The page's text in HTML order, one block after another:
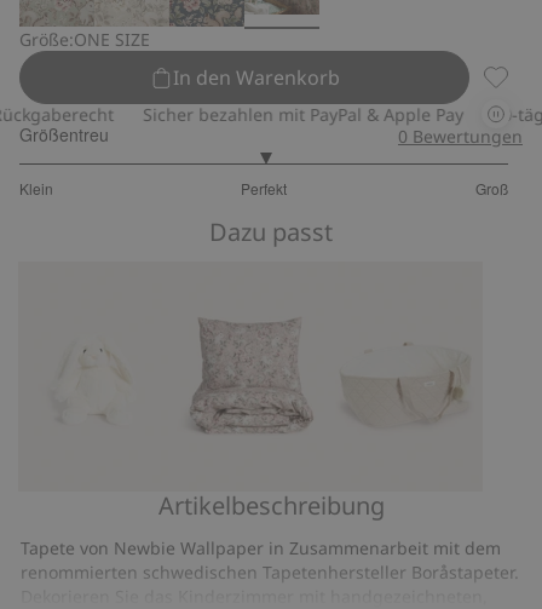
Größe:ONE SIZE
In den Warenkorb
Sicher bezahlen mit PayPal & Apple Pay 30-
Größentreu
Klein Perfekt Groß
von
0 Bewertungen
Dazu passt
Kaninchen
Geblümtes
Bettwäsche-
Set
Spielzeugkorb
Artikelbeschreibung
Tapete von Newbie Wallpaper in Zusammenarbeit mit dem
renommierten schwedischen Tapetenhersteller Boråstapeter.